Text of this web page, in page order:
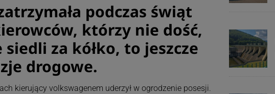
podczas świąt
którzy nie dość,
za kółko, to jeszcze
drogowe.
kierujący volkswagenem uderzył w ogrodzenie posesji.